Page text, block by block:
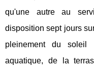
qu'une autre au
disposition sept jours
pleinement du
aquatique, de la